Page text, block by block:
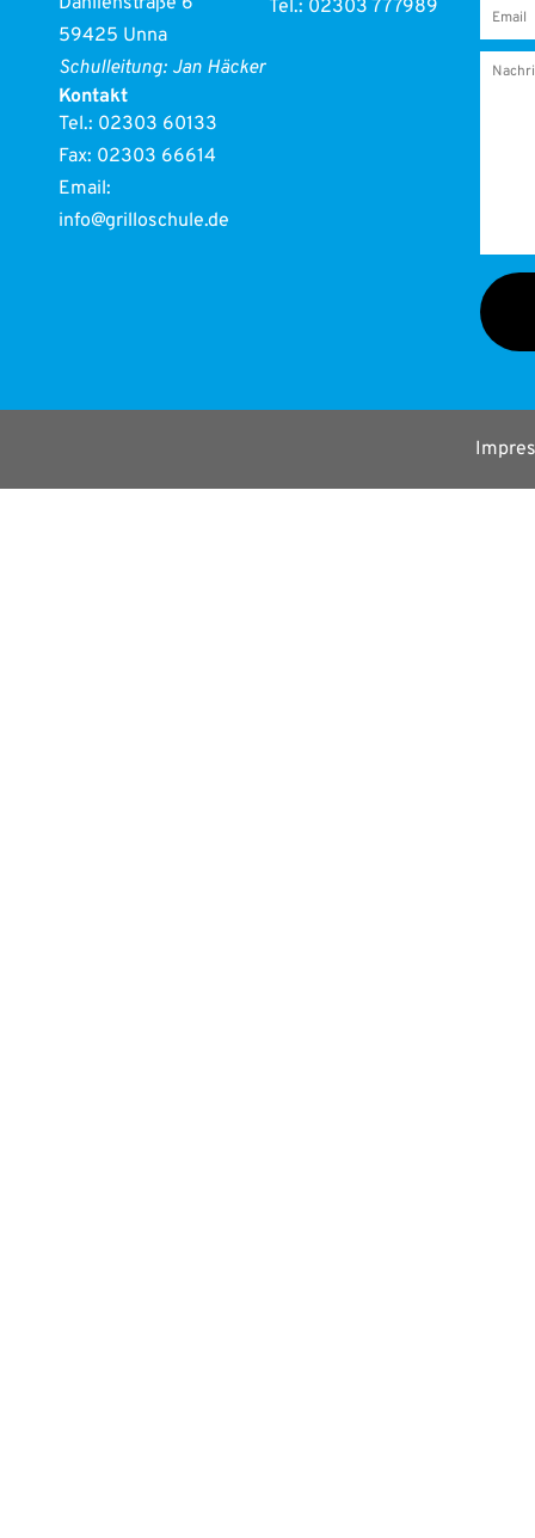
59425 Unna
Schul­lei­tung: Jan Häcker
Kon­takt
Tel.: 02303 60133
Fax: 02303 66614
Email:
info@grilloschule.de
Tel.: 02303 777989